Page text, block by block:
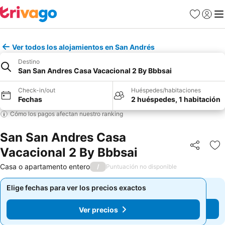
Favoritos
Iniciar
Ver todos los alojamientos en San Andrés
Destino
San San Andres Casa Vacacional 2 By Bbbsai
Check-in/out
Fechas
Huéspedes/habitaciones
2 huéspedes, 1 habitación
Cómo los pagos afectan nuestro ranking
San San Andres Casa
Vacacional 2 By Bbbsai
Compartir
Casa o apartamento entero / Puntuación no disponible
Elige fechas para ver los precios exactos
Ver precios
Elige fechas para ver los precios exactos
Ver precios